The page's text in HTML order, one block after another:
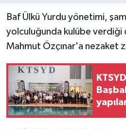
Baf Ülkü Yurdu yönetimi,
yolculuğunda kulübe verdiği
Mahmut Özçınar'a nezaket
İÇ HABERLER
KÜLTÜR SANAT
LAPTA
LEFKOŞA